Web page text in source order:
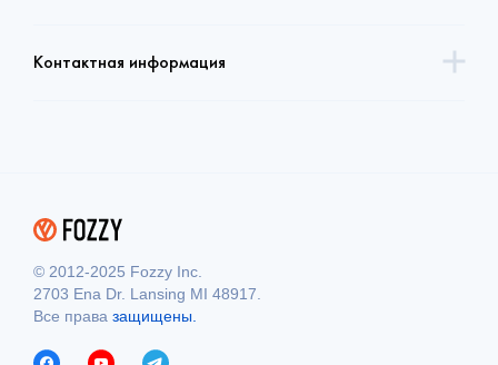
Контактная информация
© 2012-2025 Fozzy Inc.
2703 Ena Dr. Lansing MI 48917.
Все права защищены.